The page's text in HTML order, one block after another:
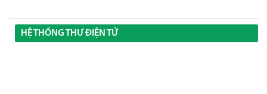
HỆ THỐNG THƯ ĐIỆN TỬ